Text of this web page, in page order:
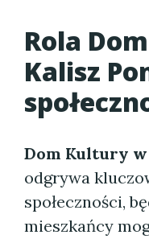
Rola
Kalisz
Dom Kultury
odgrywa
społeczności,
mieszkańcy